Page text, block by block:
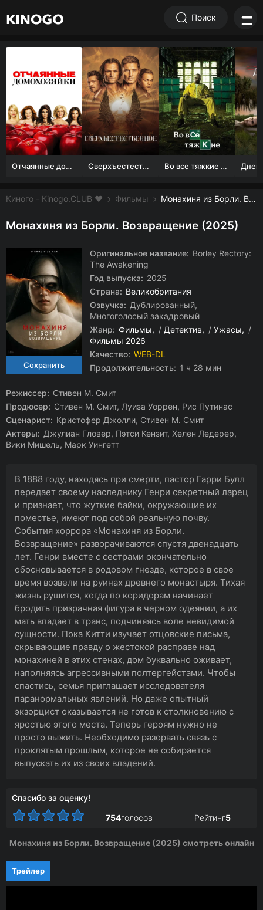
Поиск
Отчаянные домохозяйки (1 сезон) Сверхъестественное Во все тяжкие 1-5 сезон
Киного - Kinogo.CLUB ❤️ Фильмы Монахиня из Борли. Возвращение смотреть онлайн бесплатно
Монахиня из Борли. Возвращение (2025)
Оригинальное название: Borley Rectory:
The Awakening
Год выпуска: 2025
Страна: Великобритания
Озвучка: Дублированный,
Многоголосый закадровый
Жанр: Фильмы / Детектив / Ужасы
/
Фильмы 2026
Качество: WEB-DL
Продолжительность: 1 ч 28 мин
Режиссер: Стивен М. Смит
Продюсер: Стивен М. Смит, Луиза Уоррен, Рис Путинас
Сценарист: Кристофер Джолли, Стивен М. Смит
Актеры: Джулиан Гловер, Пэтси Кензит, Хелен Ледерер,
Вики Мишель, Марк Уингетт
В 1888 году, находясь при смерти, пастор Гарри Булл
передает своему наследнику Генри секретный ларец
и признает, что жуткие байки, окружающие их
поместье, имеют под собой реальную почву.
События хоррора «Монахиня из Борли.
Возвращение» разворачиваются спустя двенадцать
лет. Генри вместе с сестрами окончательно
обосновывается в родовом гнезде, которое в свое
время возвели на руинах древнего монастыря. Тихая
жизнь рушится, когда по коридорам начинает
бродить призрачная фигура в черном одеянии, а их
мать впадает в транс, подчиняясь воле невидимой
сущности. Пока Китти изучает отцовские письма,
скрывающие правду о жестокой расправе над
монахиней в этих стенах, дом буквально оживает,
наполняясь агрессивными полтергейстами. Чтобы
спастись, семья приглашает исследователя
паранормальных явлений. Но даже опытный
экзорцист оказывается не готов к столкновению с
яростью этого места. Теперь героям нужно не
просто выжить. Необходимо разорвать связь с
проклятым прошлым, которое не собирается
выпускать их из своих владений.
Спасибо за оценку!
754голосов Рейтинг5
Монахиня из Борли. Возвращение (2025) смотреть онлайн
Трейлер